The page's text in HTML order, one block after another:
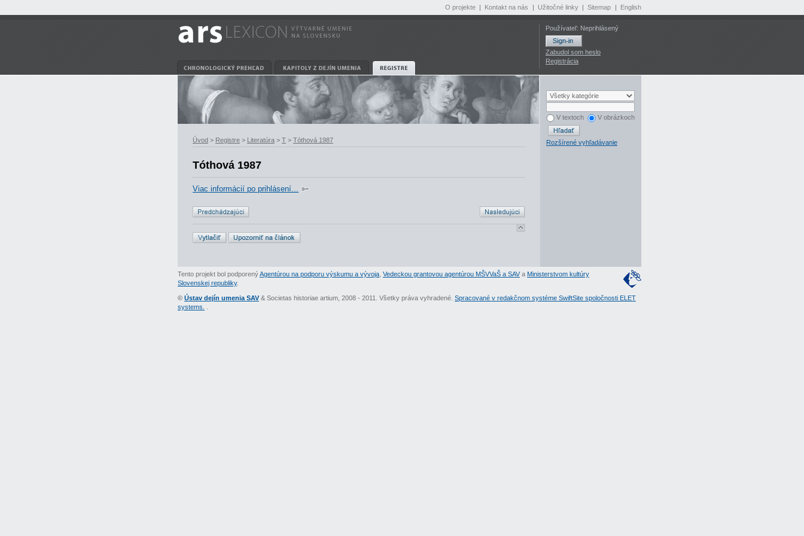
O projekte | Kontakt na nás | Užitočné linky | Sitemap | English
Používateľ: Neprihlásený
Zabudol som heslo
Registrácia
Úvod > Registre > Literatúra > T > Tóthová 1987
Tóthová 1987
Viac informácií po prihlásení...
V textoch V obrázkoch
Rozšírené vyhľadávanie
Tento projekt bol podporenýAgentúrou na podporu výskumu a vývoja Vedeckou grantovou agentúrou MŠVVaŠ a SAVa Ministerstvom kultúry
Slovenskej republiky.
© Ústav dejín umenia SAV & Societas historiae artium, 2008 - 2011. Všetky práva vyhradené. Spracované v redakčnom systéme SwiftSite spoločnosti ELET
systems.